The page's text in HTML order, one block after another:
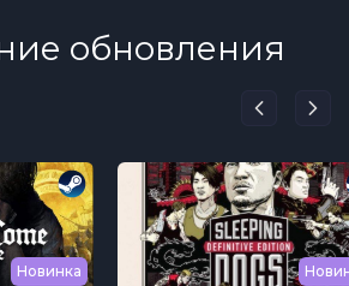
обновления
Новинка